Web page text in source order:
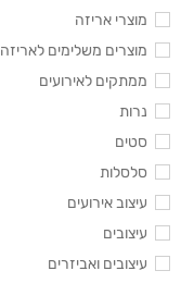
מוצרי אריזה
מוצרים משלימים לאריזה
ממתקים לאירועים
נרות
סטים
סלסלות
עיצוב אירועים
עיצובים
עיצובים ואביזרים